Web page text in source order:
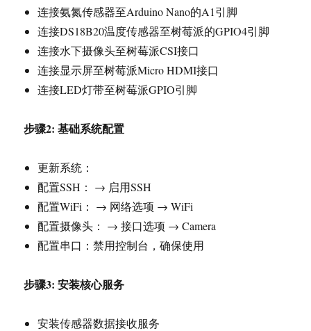
连接氨氮传感器至Arduino Nano的A1引脚
连接DS18B20温度传感器至树莓派的GPIO4引脚
连接水下摄像头至树莓派CSI接口
连接显示屏至树莓派Micro HDMI接口
连接LED灯带至树莓派GPIO引脚
步骤2: 基础系统配置
更新系统：
配置SSH： → 启用SSH
配置WiFi： → 网络选项 → WiFi
配置摄像头： → 接口选项 → Camera
配置串口：禁用控制台，确保使用
步骤3: 安装核心服务
安装传感器数据接收服务